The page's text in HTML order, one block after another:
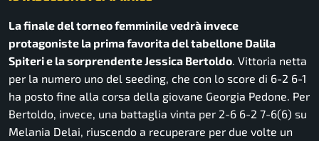
La finale del torneo femminile vedrà invece
protagoniste la prima favorita del tabellone Dalila
Spiteri e la sorprendente Jessica Bertoldo . Vittoria netta
per la numero uno del seeding, che con lo score di 6-2 6-1
ha posto fine alla corsa della giovane Georgia Pedone. Per
Bertoldo, invece, una battaglia vinta per 2-6 6-2 7-6(6) su
Melania Delai, riuscendo a recuperare per due volte un